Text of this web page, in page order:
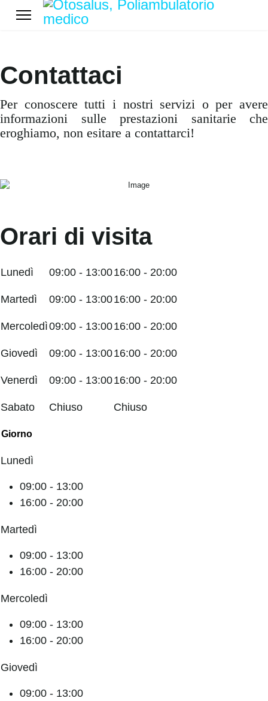
Contattaci
Per conoscere tutti i nostri servizi o per avere
informazioni sulle prestazioni sanitarie che
eroghiamo, non esitare a contattarci!
Orari di visita
Lunedì 09:00 - 13:0016:00 - 20:00
Martedì 09:00 - 13:0016:00 - 20:00
Mercoledì09:00 - 13:0016:00 - 20:00
Giovedì 09:00 - 13:0016:00 - 20:00
Venerdì 09:00 - 13:0016:00 - 20:00
Sabato Chiuso Chiuso
Giorno
Lunedì
09:00 - 13:00
16:00 - 20:00
Martedì
09:00 - 13:00
16:00 - 20:00
Mercoledì
09:00 - 13:00
16:00 - 20:00
Giovedì
09:00 - 13:00